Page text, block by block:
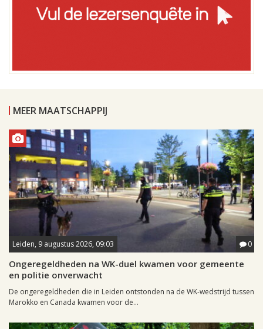
MEER MAATSCHAPPIJ
Leiden, 9 augustus 2026, 09:03 0
Ongeregeldheden na WK-duel kwamen voor gemeente
en politie onverwacht
De ongeregeldheden die in Leiden ontstonden na de WK-wedstrijd tussen
Marokko en Canada kwamen voor de...